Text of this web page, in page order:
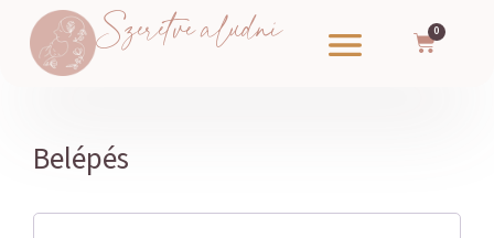
Szeretve aludni 0
Belépés